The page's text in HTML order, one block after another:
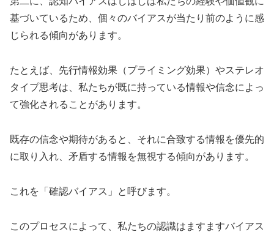
基づいているため、個々のバイアスが当たり前のように感
じられる傾向があります。
たとえば、先行情報効果（プライミング効果）やステレオ
タイプ思考は、私たちが既に持っている情報や信念によっ
て強化されることがあります。
既存の信念や期待があると、それに合致する情報を優先的
に取り入れ、矛盾する情報を無視する傾向があります。
これを「確認バイアス」と呼びます。
このプロセスによって、私たちの認識はますますバイアス